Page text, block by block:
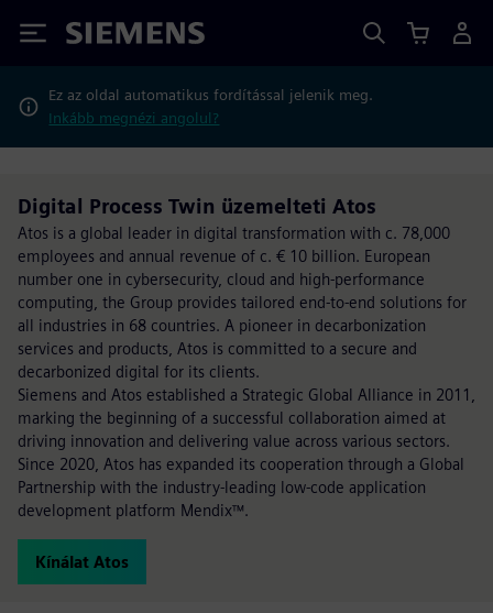
Siemens
Ez az oldal automatikus fordítással jelenik meg.
Inkább megnézi angolul?
Digital Process Twin üzemelteti Atos
Atos is a global leader in digital transformation with c. 78,000
employees and annual revenue of c. € 10 billion. European
number one in cybersecurity, cloud and high-performance
computing, the Group provides tailored end-to-end solutions for
all industries in 68 countries. A pioneer in decarbonization
services and products, Atos is committed to a secure and
decarbonized digital for its clients.
Siemens and Atos established a Strategic Global Alliance in 2011,
marking the beginning of a successful collaboration aimed at
driving innovation and delivering value across various sectors.
Since 2020, Atos has expanded its cooperation through a Global
Partnership with the industry-leading low-code application
development platform Mendix™.
Kínálat Atos